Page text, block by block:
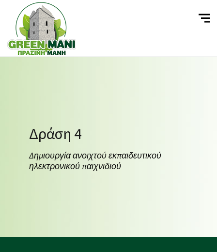
Δράση 4
Δημιουργία ανοιχτού εκπαιδευτικού
ηλεκτρονικού παιχνιδιού